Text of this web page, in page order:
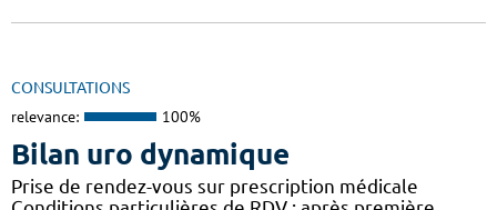
CONSULTATIONS
relevance: 100%
Bilan uro dynamique
Prise de rendez-vous sur prescription médicale